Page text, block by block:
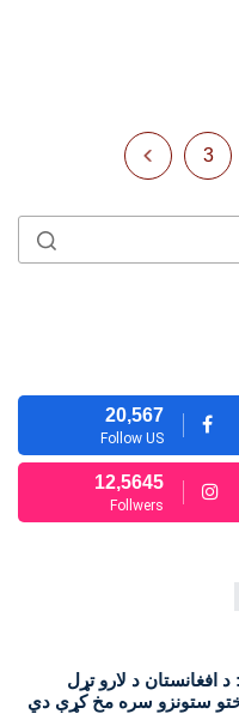
3
20,567
Follow US
12,5645
Follwers
د لارو تړل
ستونزو سره مخ کړې دي